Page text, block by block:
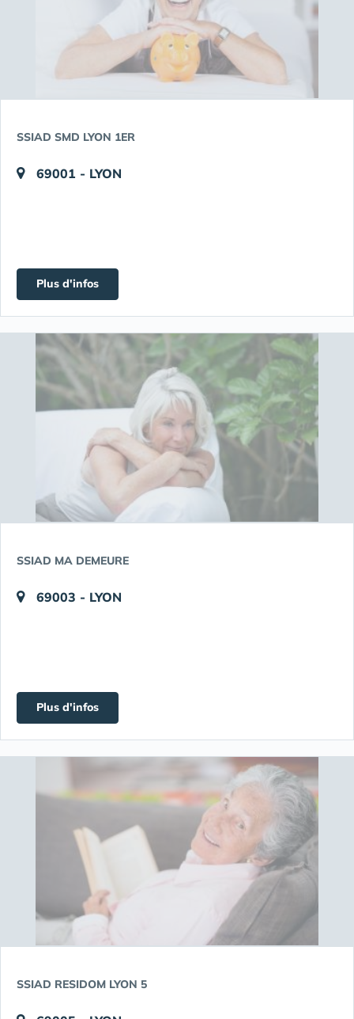
SSIAD SMD LYON 1ER
69001 - LYON
Plus d'infos
SSIAD MA DEMEURE
69003 - LYON
Plus d'infos
SSIAD RESIDOM LYON 5